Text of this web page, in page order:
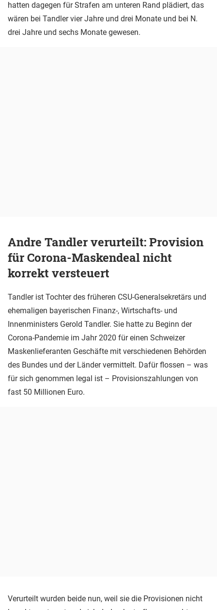
hatten dagegen für Strafen am unteren Rand plädiert, das
wären bei Tandler vier Jahre und drei Monate und bei N.
drei Jahre und sechs Monate gewesen.
Andre Tandler verurteilt: Provision
für Corona-Maskendeal nicht
korrekt versteuert
Tandler ist Tochter des früheren CSU-Generalsekretärs und
ehemaligen bayerischen Finanz-, Wirtschafts- und
Innenministers Gerold Tandler. Sie hatte zu Beginn der
Corona-Pandemie im Jahr 2020 für einen Schweizer
Maskenlieferanten Geschäfte mit verschiedenen Behörden
des Bundes und der Länder vermittelt. Dafür flossen – was
für sich genommen legal ist – Provisionszahlungen von
fast 50 Millionen Euro.
Verurteilt wurden beide nun, weil sie die Provisionen nicht